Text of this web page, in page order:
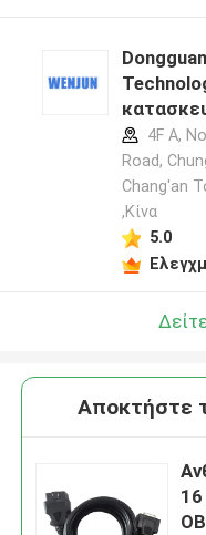
4F A,
Road,
Chang'an
,Κίνα
5.0
Αποκτήστε